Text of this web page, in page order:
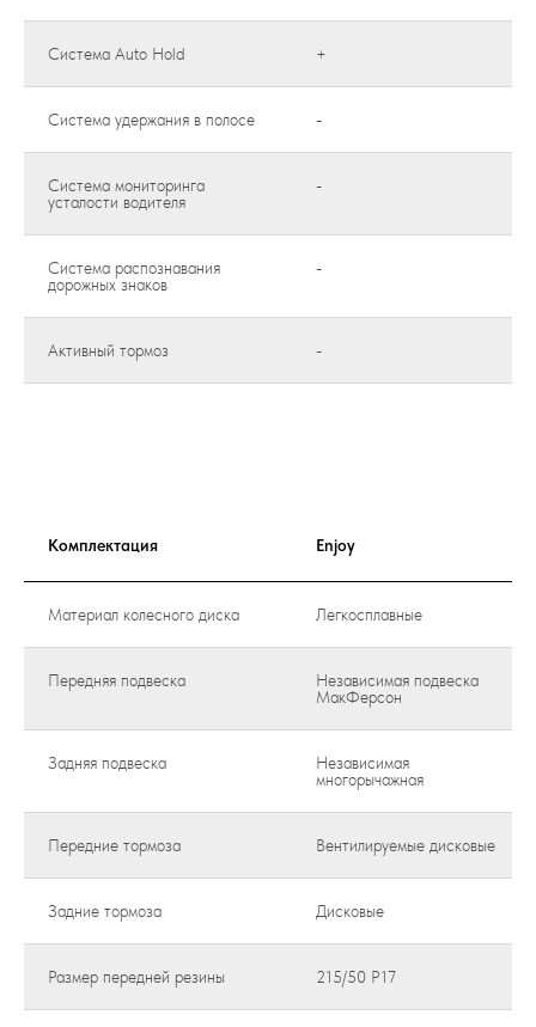
Система Auto Hold +
Система удержания в полосе -
Система мониторинга
усталости водителя
-
Система распознавания
дорожных знаков
-
Активный тормоз -
Комплектация Enjoy
Материал колесного диска Легкосплавные
Передняя подвеска
Независимая подвеска
МакФерсон
Задняя подвеска
Независимая
многорычажная
Передние тормоза Вентилируемые дисковые
Задние тормоза Дисковые
Размер передней резины 215/50 Р17